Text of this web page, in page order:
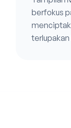
berfokus